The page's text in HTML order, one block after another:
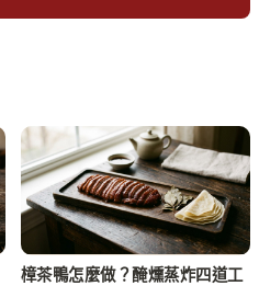
樟茶鴨怎麼做？醃燻蒸炸四道工